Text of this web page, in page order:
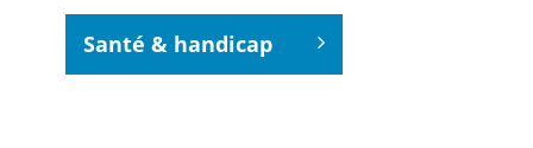
Santé & handicap